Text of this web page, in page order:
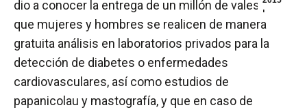
dio a conocer la entrega de un millón de vales para
que mujeres y hombres se realicen de manera
gratuita análisis en laboratorios privados para la
detección de diabetes o enfermedades
cardiovasculares, así como estudios de
papanicolau y mastografía, y que en caso de